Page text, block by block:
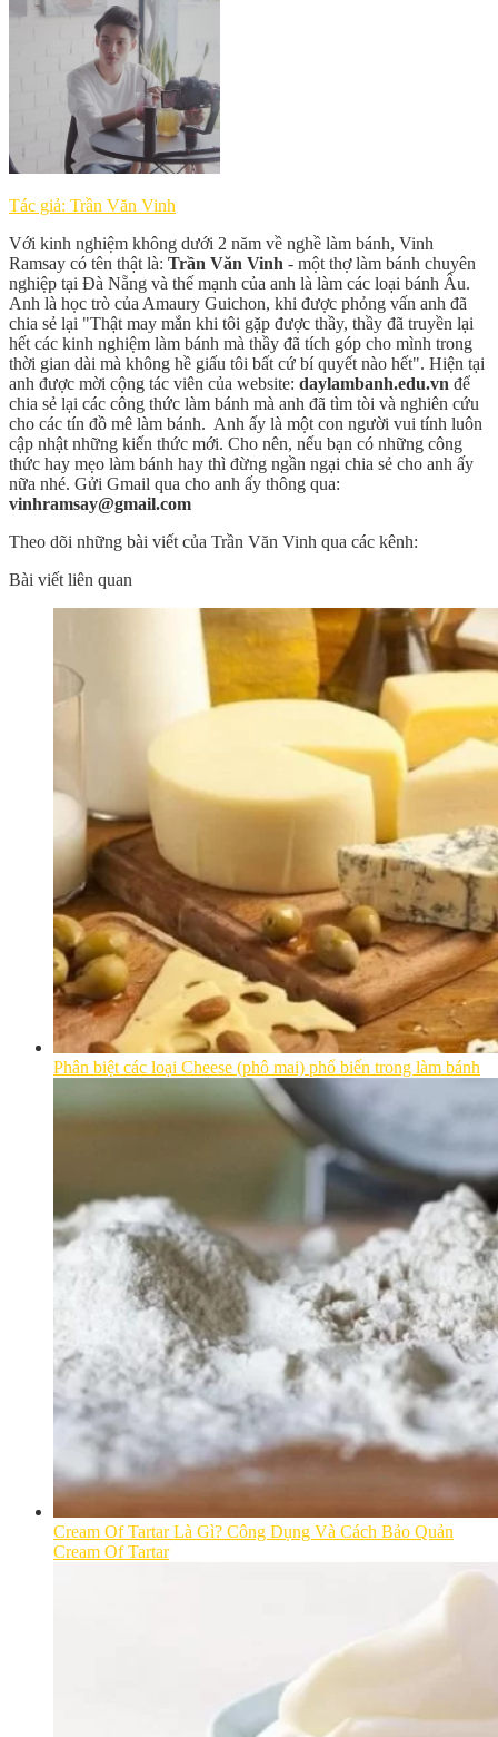
Tác giả: Trần Văn Vinh
Với kinh nghiệm không dưới 2 năm về nghề làm bánh, Vinh
Ramsay có tên thật là: Trần Văn Vinh - một thợ làm bánh chuyên
nghiệp tại Đà Nẵng và thế mạnh của anh là làm các loại bánh Âu.
Anh là học trò của Amaury Guichon, khi được phỏng vấn anh đã
chia sẻ lại "Thật may mắn khi tôi gặp được thầy, thầy đã truyền lại
hết các kinh nghiệm làm bánh mà thầy đã tích góp cho mình trong
thời gian dài mà không hề giấu tôi bất cứ bí quyết nào hết". Hiện tại
anh được mời cộng tác viên của website: daylambanh.edu.vn để
chia sẻ lại các công thức làm bánh mà anh đã tìm tòi và nghiên cứu
cho các tín đồ mê làm bánh. Anh ấy là một con người vui tính luôn
cập nhật những kiến thức mới. Cho nên, nếu bạn có những công
thức hay mẹo làm bánh hay thì đừng ngần ngại chia sẻ cho anh ấy
nữa nhé. Gửi Gmail qua cho anh ấy thông qua:
vinhramsay@gmail.com
Theo dõi những bài viết của Trần Văn Vinh qua các kênh:
Bài viết liên quan
Phân biệt các loại Cheese (phô mai) phổ biến trong làm bánh
Cream Of Tartar Là Gì? Công Dụng Và Cách Bảo Quản
Cream Of Tartar